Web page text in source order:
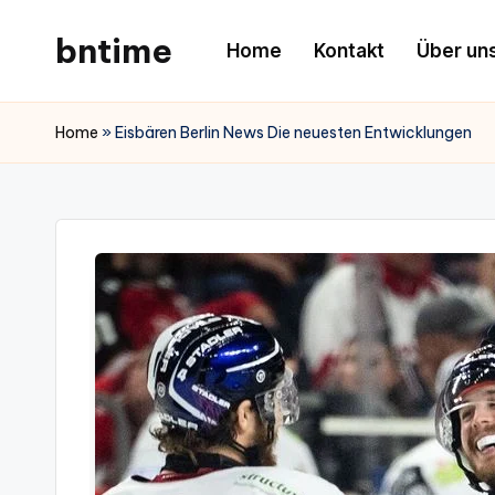
content
bntime Home Kontakt Über
Home »Eisbären Berlin News Die neuesten Entwicklungen